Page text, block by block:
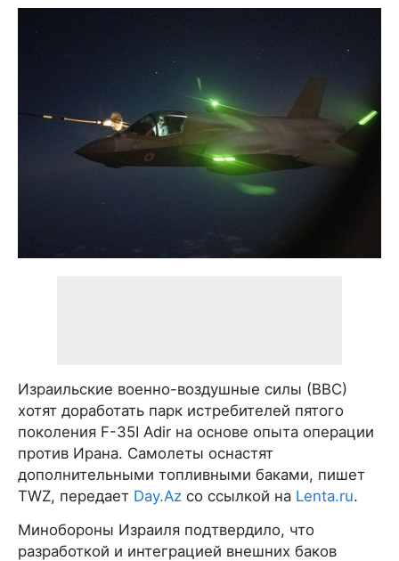
Израильские военно-воздушные силы (ВВС)
хотят доработать парк истребителей пятого
поколения F-35I Adir на основе опыта операции
против Ирана. Самолеты оснастят
дополнительными топливными баками, пишет
TWZ, передает Day.Az со ссылкой на Lenta.ru.
Минобороны Израиля подтвердило, что
разработкой и интеграцией внешних баков